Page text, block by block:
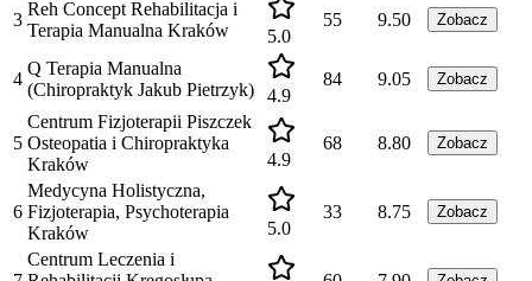
3
Reh Concept Rehabilitacja i
Terapia Manualna Kraków
5.0
55 9.50 Zobacz
4
Q Terapia Manualna
(Chiropraktyk Jakub Pietrzyk)
4.9
84 9.05 Zobacz
5
Centrum Fizjoterapii Piszczek
Osteopatia i Chiropraktyka
Kraków
4.9
68 8.80 Zobacz
6
Medycyna Holistyczna,
Fizjoterapia, Psychoterapia
Kraków
5.0
33 8.75 Zobacz
Centrum Leczenia i